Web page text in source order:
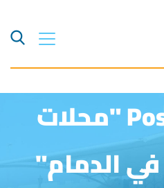
Posts Tagged "محلات
الدمام"